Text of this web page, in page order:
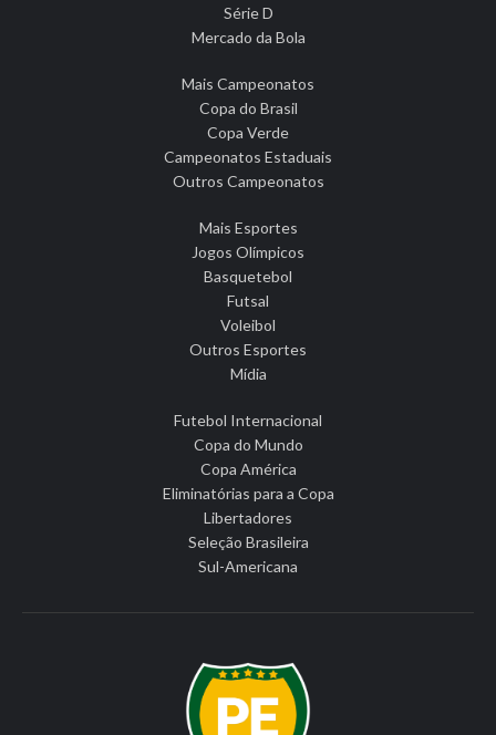
Série D
Mercado da Bola
Mais Campeonatos
Copa do Brasil
Copa Verde
Campeonatos Estaduais
Outros Campeonatos
Mais Esportes
Jogos Olímpicos
Basquetebol
Futsal
Voleibol
Outros Esportes
Mídia
Futebol Internacional
Copa do Mundo
Copa América
Eliminatórias para a Copa
Libertadores
Seleção Brasileira
Sul-Americana